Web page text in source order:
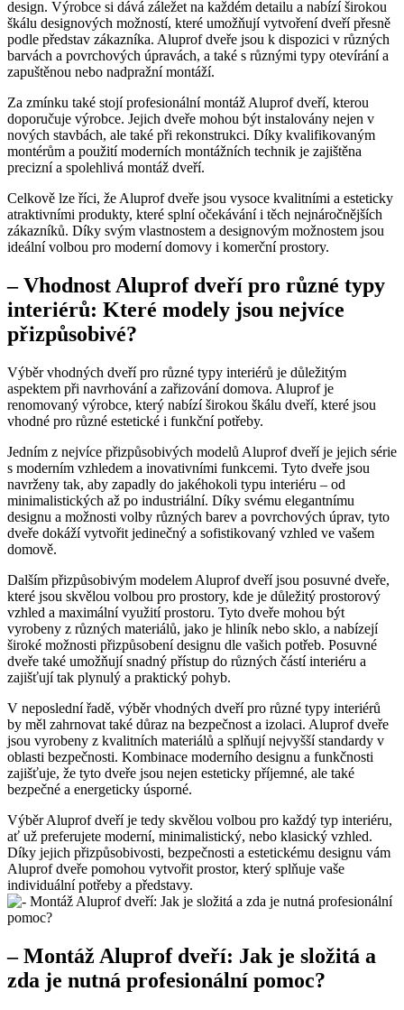
design. Výrobce si dává záležet na každém detailu a nabízí širokou
škálu designových možností, které umožňují vytvoření dveří přesně
podle představ zákazníka. Aluprof dveře jsou k dispozici v různých
barvách a povrchových úpravách, a také s různými typy otevírání a
zapuštěnou nebo nadpražní montáží.
Za zmínku také stojí profesionální montáž Aluprof dveří, kterou
doporučuje výrobce. Jejich dveře mohou být instalovány nejen v
nových stavbách, ale také při rekonstrukci. Díky kvalifikovaným
montérům a použití moderních montážních technik je zajištěna
precizní a spolehlivá montáž dveří.
Celkově lze říci, že Aluprof dveře jsou vysoce kvalitními a esteticky
atraktivními produkty, které splní očekávání i těch nejnáročnějších
zákazníků. Díky svým vlastnostem a designovým možnostem jsou
ideální volbou pro moderní domovy i komerční prostory.
– Vhodnost Aluprof dveří pro různé typy
interiérů: Které modely jsou nejvíce
přizpůsobivé?
Výběr vhodných dveří pro různé typy interiérů je důležitým
aspektem při navrhování a zařizování domova. Aluprof je
renomovaný výrobce, který nabízí širokou škálu dveří, které jsou
vhodné pro různé estetické i funkční potřeby.
Jedním z nejvíce přizpůsobivých modelů Aluprof dveří je jejich série
s moderním vzhledem a inovativními funkcemi. Tyto dveře jsou
navrženy tak, aby zapadly do jakéhokoli typu interiéru – od
minimalistických až po industriální. Díky svému elegantnímu
designu a možnosti volby různých barev a povrchových úprav, tyto
dveře dokáží vytvořit jedinečný a sofistikovaný vzhled ve vašem
domově.
Dalším přizpůsobivým modelem Aluprof dveří jsou posuvné dveře,
které jsou skvělou volbou pro prostory, kde je důležitý prostorový
vzhled a maximální využití prostoru. Tyto dveře mohou být
vyrobeny z různých materiálů, jako je hliník nebo sklo, a nabízejí
široké možnosti přizpůsobení designu dle vašich potřeb. Posuvné
dveře také umožňují snadný přístup do různých částí interiéru a
zajišťují tak plynulý a praktický pohyb.
V neposlední řadě, výběr vhodných dveří pro různé typy interiérů
by měl zahrnovat také důraz na bezpečnost a izolaci. Aluprof dveře
jsou vyrobeny z kvalitních materiálů a splňují nejvyšší standardy v
oblasti bezpečnosti. Kombinace moderního designu a funkčnosti
zajišťuje, že tyto dveře jsou nejen esteticky příjemné, ale také
bezpečné a energeticky úsporné.
Výběr Aluprof dveří je tedy skvělou volbou pro každý typ interiéru,
ať už preferujete moderní, minimalistický, nebo klasický vzhled.
Díky jejich přizpůsobivosti, bezpečnosti a estetickému designu vám
Aluprof dveře pomohou vytvořit prostor, který splňuje vaše
individuální potřeby a představy.
– Montáž Aluprof dveří: Jak je složitá a
zda je nutná profesionální pomoc?